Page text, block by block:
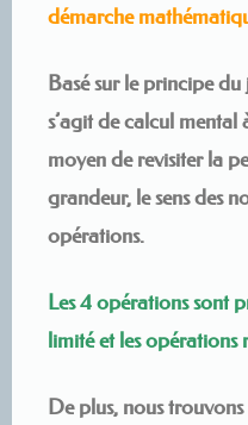
démarche
Basé sur le principe du
s’agit de calcul mental
moyen de revisiter la
grandeur, le sens des
opérations.
Les 4 opérations sont
limité et les
De plus, nous